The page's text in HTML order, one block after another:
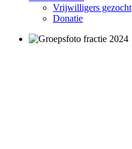
Vrijwilligers gezocht
Donatie